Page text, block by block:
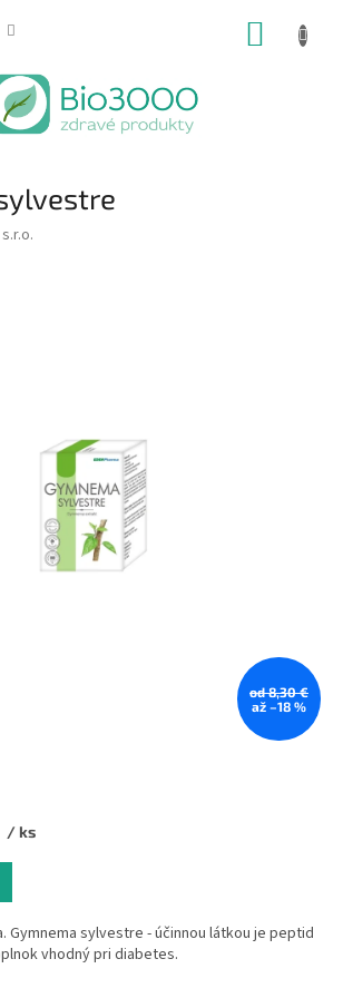
od 8,30 €
až –18 %
/ ks
Gymnema sylvestre - účinnou látkou je peptid
vhodný pri diabetes.